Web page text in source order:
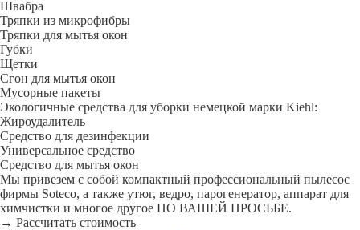
Швабра
Тряпки из микрофибры
Тряпки для мытья окон
Губки
Щетки
Сгон для мытья окон
Мусорные пакеты
Экологичные средства для уборки немецкой марки Kiehl:
Жироудалитель
Средство для дезинфекции
Универсальное средство
Средство для мытья окон
Мы привезем с собой компактный профессиональный пылесос
фирмы Soteco, а также утюг, ведро, парогенератор, аппарат для
химчистки и многое другое ПО ВАШЕЙ ПРОСЬБЕ.
→ Рассчитать стоимость